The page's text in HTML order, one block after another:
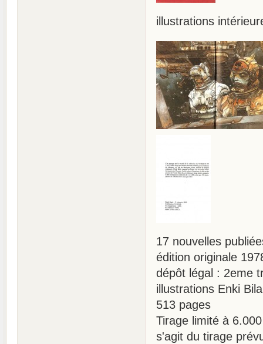
illustrations
17 nouvelles
édition originale
dépôt légal : 2eme
illustrations Enki
513 pages
Tirage limité à
s'agit du tirage